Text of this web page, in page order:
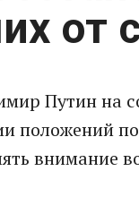
от
Путин на
положений
внимание